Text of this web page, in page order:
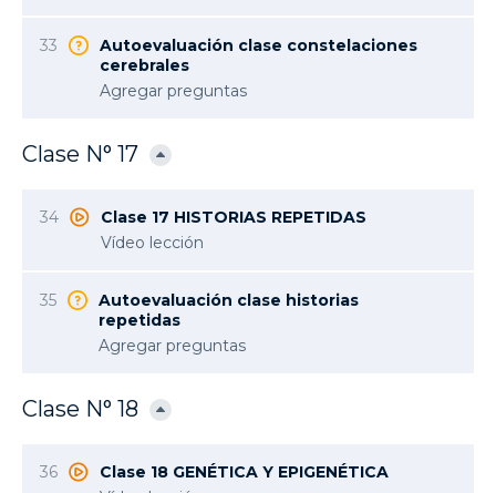
33
Autoevaluación clase constelaciones
cerebrales
Agregar preguntas
Clase N° 17
34
Clase 17 HISTORIAS REPETIDAS
Vídeo lección
35
Autoevaluación clase historias
repetidas
Agregar preguntas
Clase N° 18
36
Clase 18 GENÉTICA Y EPIGENÉTICA